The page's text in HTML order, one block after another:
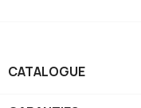
CATALOGUE